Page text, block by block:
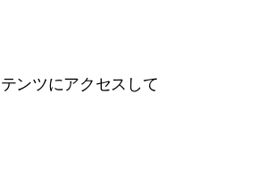
ンツにアクセスして